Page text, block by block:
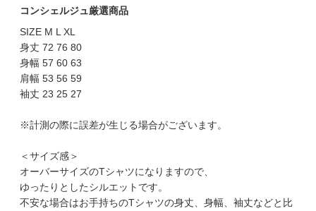
コンシェルジュ厳選商品
SIZE M L XL
身丈 72 76 80
身幅 57 60 63
肩幅 53 56 59
袖丈 23 25 27
※計測の際に誤差が生じる場合がございます。
＜サイズ感＞
オーバーサイズのTシャツになりますので、
ゆったりとしたシルエットです。
不安な場合はお手持ちのTシャツの身丈、身幅、袖丈などと比